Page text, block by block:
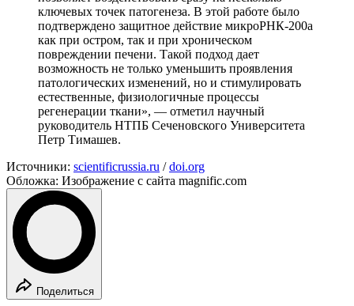
ключевых точек патогенеза. В этой работе было
подтверждено защитное действие микроРНК-200а
как при остром, так и при хроническом
повреждении печени. Такой подход дает
возможность не только уменьшить проявления
патологических изменений, но и стимулировать
естественные, физиологичные процессы
регенерации ткани», — отметил научный
руководитель НТПБ Сеченовского Университета
Петр Тимашев.
Источники: scientificrussia.ru /doi.org
Обложка: Изображение с сайта magnific.com
Поделиться